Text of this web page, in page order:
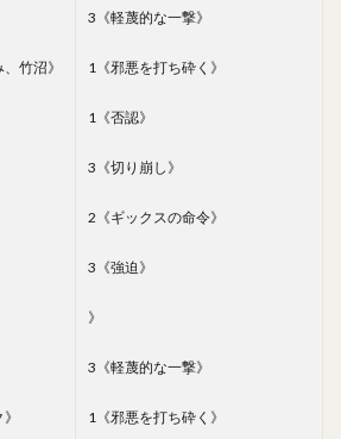
竹沼》
3《軽蔑的な一撃》
1《邪悪を打ち砕く》
1《否認》
3《切り崩し》
2《ギックスの命令》
3《強迫》
》
3《軽蔑的な一撃》
1《邪悪を打ち砕く》